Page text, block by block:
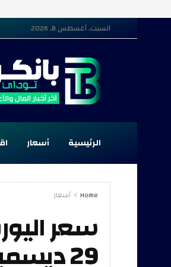
السبت, أغسطس 8, 2026
الرئيسية أسعار
Home أسعار
سعر